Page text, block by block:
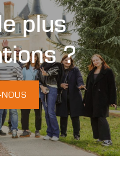
plus
?
NOUS